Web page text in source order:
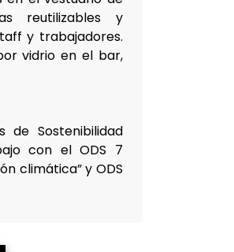
reutilizables y
y trabajadores.
vidrio en el bar,
de Sostenibilidad
con el ODS 7
climática” y ODS